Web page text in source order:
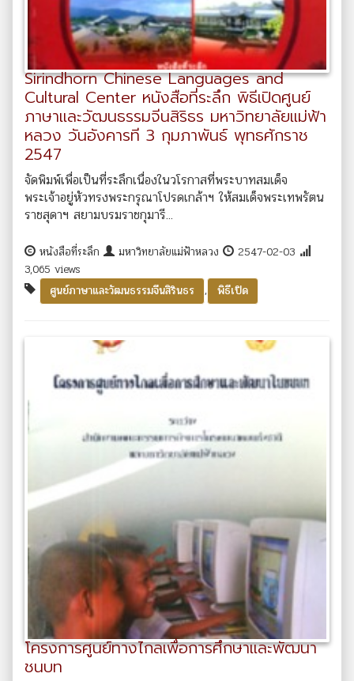
Sirindhorn Chinese Languages and
Cultural Center หนังสือที่ระลึก พิธีเปิดศูนย์
ภาษาและวัฒนธรรมจีนสิริธร มหาวิทยาลัยแม่ฟ้า
หลวง วันอังคารที 3 กุมภาพันธ์ พุทธศักราช
2547
จัดพิมพ์เพื่อเป็นที่ระลึกเนื่องในวโรกาสที่พระบาทสมเด็จ
พระเจ้าอยู่หัวทรงพระกรุณาโปรดเกล้าฯ ให้สมเด็จพระเทพรัตน
ราชสุดาฯ สยามบรมราชกุมารี...
หนังสือที่ระลึก มหาวิทยาลัยแม่ฟ้าหลวง
2547-02-03
3,065 views
ศูนย์ภาษาและวัฒนธรรมจีนสิรินธร
, พิธีเปิด
โครงการศูนย์ทางไกลเพื่อการศึกษาและพัฒนา
ชนบท